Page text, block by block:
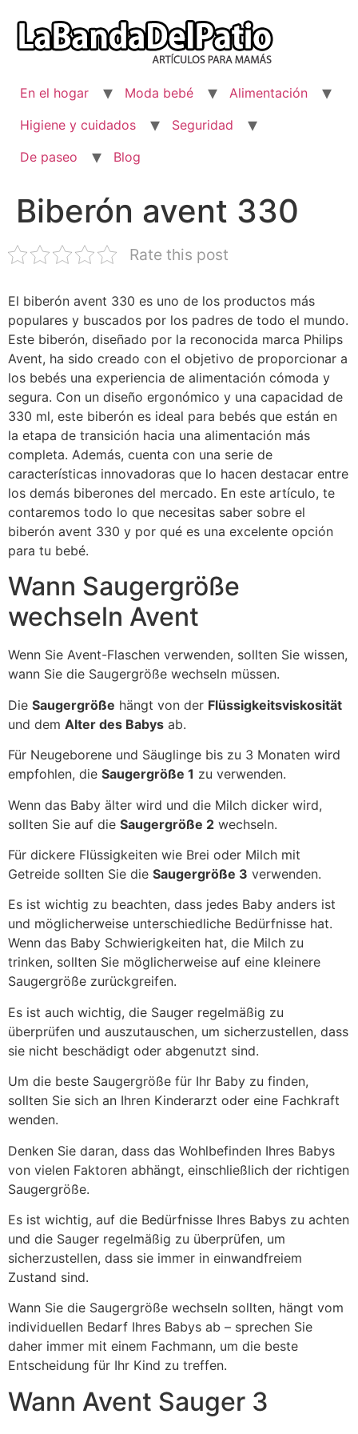
contenido
En el hogar Moda bebé
Alimentación
Higiene y cuidados
Seguridad
De paseo
Blog
Biberón avent 330
Rate this post
El biberón avent 330 es uno de los productos más
populares y buscados por los padres de todo el mundo.
Este biberón, diseñado por la reconocida marca Philips
Avent, ha sido creado con el objetivo de proporcionar a
los bebés una experiencia de alimentación cómoda y
segura. Con un diseño ergonómico y una capacidad de
330 ml, este biberón es ideal para bebés que están en
la etapa de transición hacia una alimentación más
completa. Además, cuenta con una serie de
características innovadoras que lo hacen destacar entre
los demás biberones del mercado. En este artículo, te
contaremos todo lo que necesitas saber sobre el
biberón avent 330 y por qué es una excelente opción
para tu bebé.
Wann Saugergröße
wechseln Avent
Wenn Sie Avent-Flaschen verwenden, sollten Sie wissen,
wann Sie die Saugergröße wechseln müssen.
Die Saugergröße hängt von der Flüssigkeitsviskosität
und dem Alter des Babys ab.
Für Neugeborene und Säuglinge bis zu 3 Monaten wird
empfohlen, die Saugergröße 1 zu verwenden.
Wenn das Baby älter wird und die Milch dicker wird,
sollten Sie auf die Saugergröße 2 wechseln.
Für dickere Flüssigkeiten wie Brei oder Milch mit
Getreide sollten Sie die Saugergröße 3 verwenden.
Es ist wichtig zu beachten, dass jedes Baby anders ist
und möglicherweise unterschiedliche Bedürfnisse hat.
Wenn das Baby Schwierigkeiten hat, die Milch zu
trinken, sollten Sie möglicherweise auf eine kleinere
Saugergröße zurückgreifen.
Es ist auch wichtig, die Sauger regelmäßig zu
überprüfen und auszutauschen, um sicherzustellen, dass
sie nicht beschädigt oder abgenutzt sind.
Um die beste Saugergröße für Ihr Baby zu finden,
sollten Sie sich an Ihren Kinderarzt oder eine Fachkraft
wenden.
Denken Sie daran, dass das Wohlbefinden Ihres Babys
von vielen Faktoren abhängt, einschließlich der richtigen
Saugergröße.
Es ist wichtig, auf die Bedürfnisse Ihres Babys zu achten
und die Sauger regelmäßig zu überprüfen, um
sicherzustellen, dass sie immer in einwandfreiem
Zustand sind.
Wann Sie die Saugergröße wechseln sollten, hängt vom
individuellen Bedarf Ihres Babys ab – sprechen Sie
daher immer mit einem Fachmann, um die beste
Entscheidung für Ihr Kind zu treffen.
Wann Avent Sauger 3